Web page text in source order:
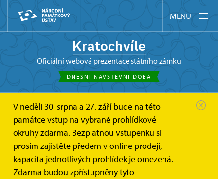
MENU
Kratochvíle
oficiální webová prezentace státního zámku
DNEŠNÍ NÁVŠTĚVNÍ DOBA
V neděli 30. srpna a 27. září bude na této
památce vstup na vybrané prohlídkové
okruhy zdarma. Bezplatnou vstupenku si
prosím zajistěte předem v online prodeji,
kapacita jednotlivých prohlídek je omezená.
Zdarma budou zpřístupněny tyto
Kratochvíle Akce Koncert Szidi Tobias v renesanční...
Koncert Szidi Tobias v renesanční
zahradě